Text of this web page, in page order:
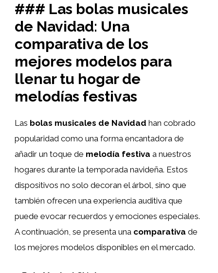
### Las bolas musicales
de Navidad: Una
comparativa de los
mejores modelos para
llenar tu hogar de
melodías festivas
Las bolas musicales de Navidad han cobrado
popularidad como una forma encantadora de
añadir un toque de melodía festiva a nuestros
hogares durante la temporada navideña. Estos
dispositivos no solo decoran el árbol, sino que
también ofrecen una experiencia auditiva que
puede evocar recuerdos y emociones especiales.
A continuación, se presenta una comparativa de
los mejores modelos disponibles en el mercado.